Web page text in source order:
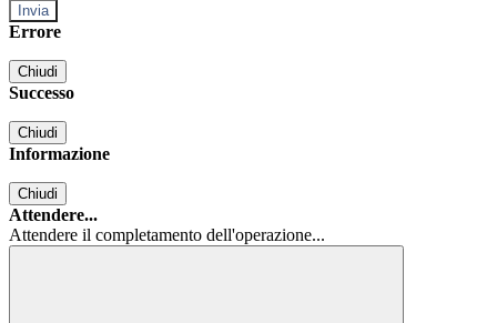
Errore
Chiudi
Successo
Chiudi
Informazione
Chiudi
Attendere...
Attendere il completamento dell'operazione...